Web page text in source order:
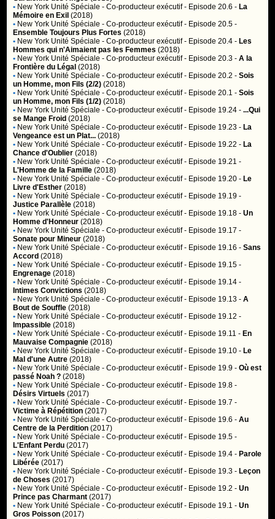
• New York Unité Spéciale - Co-producteur exécutif - Episode 20.6 - La
Mémoire en Exil (2018)
• New York Unité Spéciale - Co-producteur exécutif - Episode 20.5 -
Ensemble Toujours Plus Fortes (2018)
• New York Unité Spéciale - Co-producteur exécutif - Episode 20.4 - Les
Hommes qui n'Aimaient pas les Femmes (2018)
• New York Unité Spéciale - Co-producteur exécutif - Episode 20.3 -A la
Frontière du Légal (2018)
• New York Unité Spéciale - Co-producteur exécutif - Episode 20.2 -Sois
un Homme, mon Fils (2/2) (2018)
• New York Unité Spéciale - Co-producteur exécutif - Episode 20.1 -Sois
un Homme, mon Fils (1/2) (2018)
• New York Unité Spéciale - Co-producteur exécutif - Episode 19.24 -...Qui
se Mange Froid (2018)
• New York Unité Spéciale - Co-producteur exécutif - Episode 19.23 - La
Vengeance est un Plat... (2018)
• New York Unité Spéciale - Co-producteur exécutif - Episode 19.22 - La
Chance d'Oublier (2018)
• New York Unité Spéciale - Co-producteur exécutif - Episode 19.21 -
L'Homme de la Famille (2018)
• New York Unité Spéciale - Co-producteur exécutif - Episode 19.20 - Le
Livre d'Esther (2018)
• New York Unité Spéciale - Co-producteur exécutif - Episode 19.19 -
Justice Parallèle (2018)
• New York Unité Spéciale - Co-producteur exécutif - Episode 19.18 -Un
Homme d'Honneur (2018)
• New York Unité Spéciale - Co-producteur exécutif - Episode 19.17 -
Sonate pour Mineur (2018)
• New York Unité Spéciale - Co-producteur exécutif - Episode 19.16 -Sans
Accord (2018)
• New York Unité Spéciale - Co-producteur exécutif - Episode 19.15 -
Engrenage (2018)
• New York Unité Spéciale - Co-producteur exécutif - Episode 19.14 -
Intimes Convictions (2018)
• New York Unité Spéciale - Co-producteur exécutif - Episode 19.13 -A
Bout de Souffle (2018)
• New York Unité Spéciale - Co-producteur exécutif - Episode 19.12 -
Impassible (2018)
• New York Unité Spéciale - Co-producteur exécutif - Episode 19.11 - En
Mauvaise Compagnie (2018)
• New York Unité Spéciale - Co-producteur exécutif - Episode 19.10 - Le
Mal d'une Autre (2018)
• New York Unité Spéciale - Co-producteur exécutif - Episode 19.9 -Où est
passé Noah ? (2018)
• New York Unité Spéciale - Co-producteur exécutif - Episode 19.8 -
Désirs Virtuels (2017)
• New York Unité Spéciale - Co-producteur exécutif - Episode 19.7 -
Victime à Répétition (2017)
• New York Unité Spéciale - Co-producteur exécutif - Episode 19.6 -Au
Centre de la Perdition (2017)
• New York Unité Spéciale - Co-producteur exécutif - Episode 19.5 -
L'Enfant Perdu (2017)
• New York Unité Spéciale - Co-producteur exécutif - Episode 19.4 - Parole
Libérée (2017)
• New York Unité Spéciale - Co-producteur exécutif - Episode 19.3 - Leçon
de Choses (2017)
• New York Unité Spéciale - Co-producteur exécutif - Episode 19.2 -Un
Prince pas Charmant (2017)
• New York Unité Spéciale - Co-producteur exécutif - Episode 19.1 -Un
Gros Poisson (2017)